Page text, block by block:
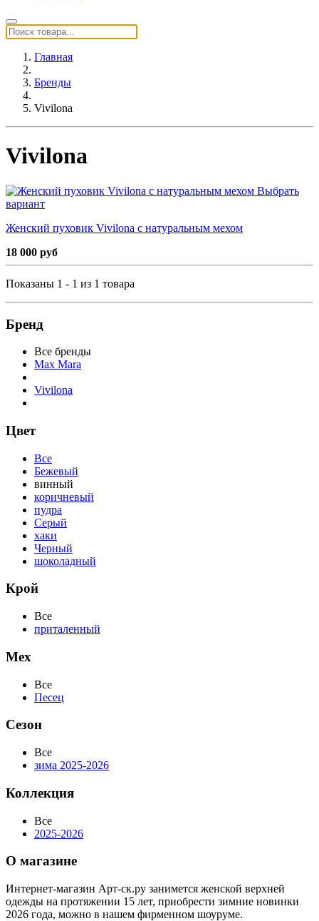
Главная
Бренды
Vivilona
Vivilona
Выбрать
вариант
Женский пуховик Vivilona с натуральным мехом
18 000 руб
Показаны 1 - 1 из 1 товара
Бренд
Все бренды
Max Mara
Vivilona
Цвет
Все
Бежевый
винный
коричневый
пудра
Серый
хаки
Черный
шоколадный
Крой
Все
приталенный
Мех
Все
Песец
Сезон
Все
зима 2025-2026
Коллекция
Все
2025-2026
О магазине
Интернет-магазин Арт-ск.ру занимется женской верхней
одежды на протяжении 15 лет, приобрести зимние новинки
2026 года, можно в нашем фирменном шоуруме.